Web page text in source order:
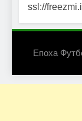
ssl://
Епоха